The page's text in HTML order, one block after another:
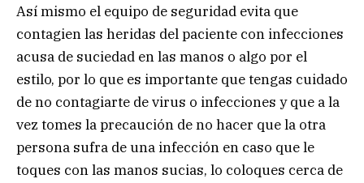
Así mismo el equipo de seguridad evita que
contagien las heridas del paciente con infecciones
acusa de suciedad en las manos o algo por el
estilo, por lo que es importante que tengas cuidado
de no contagiarte de virus o infecciones y que a la
vez tomes la precaución de no hacer que la otra
persona sufra de una infección en caso que le
toques con las manos sucias, lo coloques cerca de